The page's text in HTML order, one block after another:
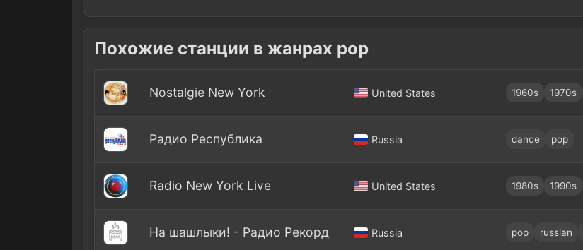
Похожие станции в жанрах pop
Nostalgie New York United States 1960s 1970s
Радио Республика Russia dance pop
Radio New York Live United States 1980s 1990s
На шашлыки! - Радио Рекорд Russia pop russian